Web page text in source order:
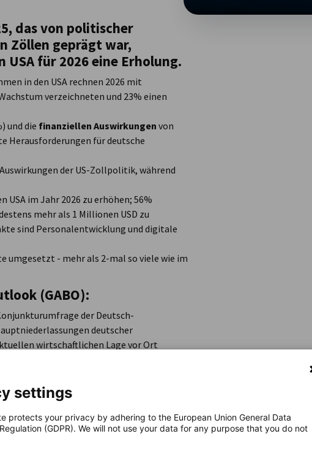
das von politischer
Zöllen geprägt war,
für 2026 eine Erholung.
in den USA rechnen 2026 mit
verzeichneten und 23% einen
und die finanziellen Auswirkungen von
Herausforderungen für deutsche
der US-Zollpolitik, während
im Jahr 2026 zu erhöhen; 56%
mehr als 1 Millionen USD zu
sind Personalentwicklung und digitale
umgesetzt - mehr als 2-mal so viele wie im
(GABO):
der Deutsch-
deutscher
wirtschaftlichen Lage vor Ort
zu den deutsch-
Deutsch-Amerikanischen
Unternehmen in den USA zur ihren
settings
protects your privacy by adhering to the European Union General Data
(GDPR). We will not use your data for any purpose that you do not